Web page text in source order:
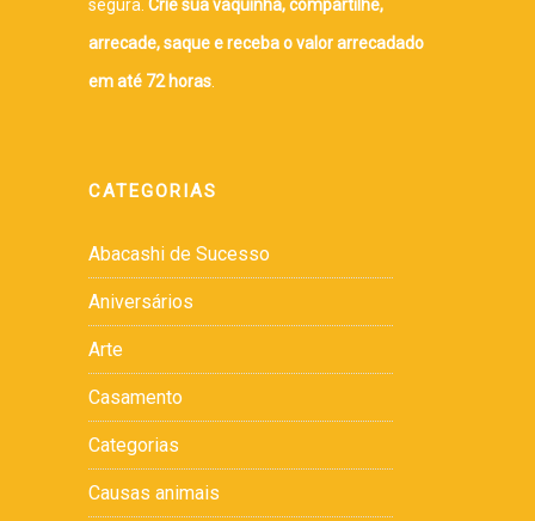
segura. Crie sua vaquinha, compartilhe,
arrecade, saque e receba o valor arrecadado
em até 72 horas
CATEGORIAS
Abacashi de Sucesso
Aniversários
Arte
Casamento
Categorias
Causas animais